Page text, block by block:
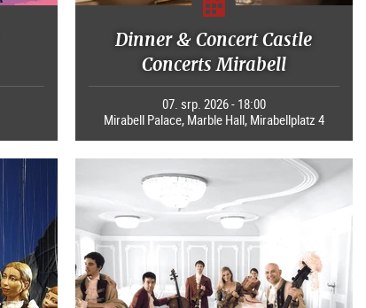
Dinner & Concert Castle
Concerts Mirabell
07. srp. 2026 - 18:00
Mirabell Palace, Marble Hall, Mirabellplatz 4